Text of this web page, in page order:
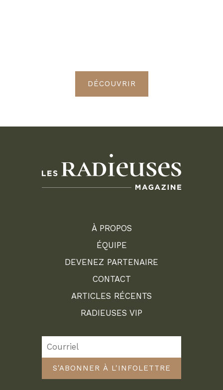
DÉCOUVRIR
À PROPOS
ÉQUIPE
DEVENEZ PARTENAIRE
CONTACT
ARTICLES RÉCENTS
RADIEUSES VIP
S'ABONNER À L'INFOLETTRE